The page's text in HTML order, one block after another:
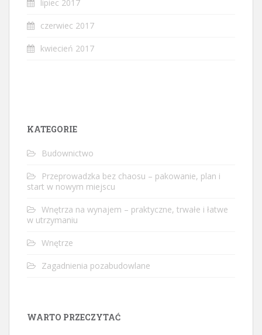
lipiec 2017
czerwiec 2017
kwiecień 2017
KATEGORIE
Budownictwo
Przeprowadzka bez chaosu – pakowanie, plan i
start w nowym miejscu
Wnętrza na wynajem – praktyczne, trwałe i łatwe
w utrzymaniu
Wnętrze
Zagadnienia pozabudowlane
WARTO PRZECZYTAĆ